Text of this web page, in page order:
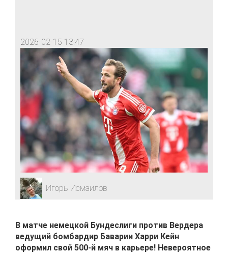
2026-02-15 13:47
Игорь Исмаилов
В матче немецкой Бундеслиги против Вердера
ведущий бомбардир Баварии Харри Кейн
оформил свой 500-й мяч в карьере! Невероятное